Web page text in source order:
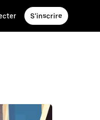
S'inscrire